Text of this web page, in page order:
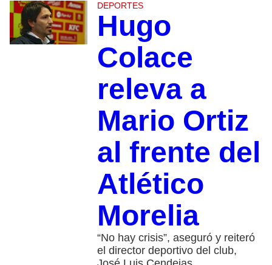
DEPORTES
Hugo
Colace
releva a
Mario Ortiz
al frente del
Atlético
Morelia
“No hay crisis”, aseguró y reiteró
el director deportivo del club,